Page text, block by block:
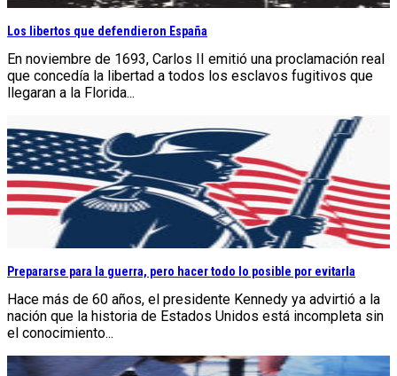
Los libertos que defendieron España
En noviembre de 1693, Carlos II emitió una proclamación real
que concedía la libertad a todos los esclavos fugitivos que
llegaran a la Florida...
Prepararse para la guerra, pero hacer todo lo posible por evitarla
Hace más de 60 años, el presidente Kennedy ya advirtió a la
nación que la historia de Estados Unidos está incompleta sin
el conocimiento...